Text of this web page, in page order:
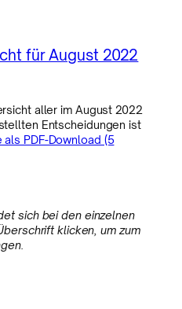
für August 2022
aller im August 2022
Entscheidungen ist
als PDF-Download (5
sich bei den einzelnen
klicken, um zum